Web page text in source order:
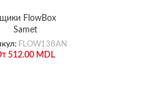
FlowBox
Samet
FLOW138AN
512.00 MDL